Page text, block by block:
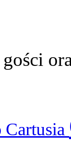
Cartusia